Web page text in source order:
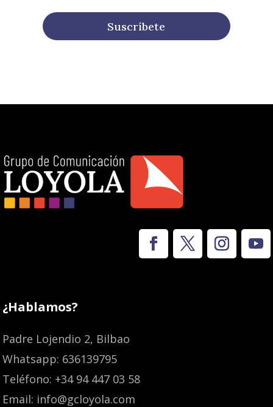
Suscríbete
¿Hablamos?
Padre Lojendio 2, Bilbao
Whatsapp: 636139795
Teléfono: +34 94 447 03 58
Email: info@gcloyola.com